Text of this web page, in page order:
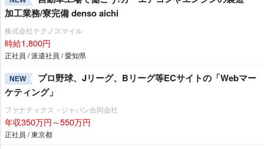
加工業務/寮完備 denso aichi
株式会社テクノスマイル
時給1,800円
正社員 / 派遣社員 / 愛知県
NEW
プロ野球、Jリーグ、Bリーグ等ECサイトの「Webマー
ケティング」
ファナティクス・ジャパン合同会社
年収350万円～550万円
正社員 / 東京都